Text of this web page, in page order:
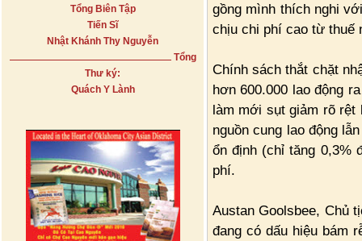
Tổng Biên Tập
Tiến Sĩ
Nhật Khánh Thy Nguyễn
Tổng
Thư ký:
Quách Y Lành
gồng mình thích nghi
chịu chi phí cao từ thuế
Chính sách thắt chặt
hơn 600.000 lao động
làm mới sụt giảm rõ rệt
nguồn cung lao động
ổn định (chỉ tăng 0,3%
phí.
Austan Goolsbee, Chủ
đang có dấu hiệu bám